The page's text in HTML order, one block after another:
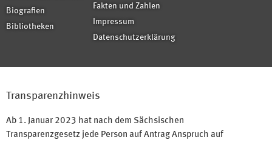
Biografien
Bibliotheken
Fakten und Zahlen
Impressum
Datenschutzerklärung
Transparenzhinweis
Ab 1. Januar 2023 hat nach dem Sächsischen
Transparenzgesetz jede Person auf Antrag Anspruch auf